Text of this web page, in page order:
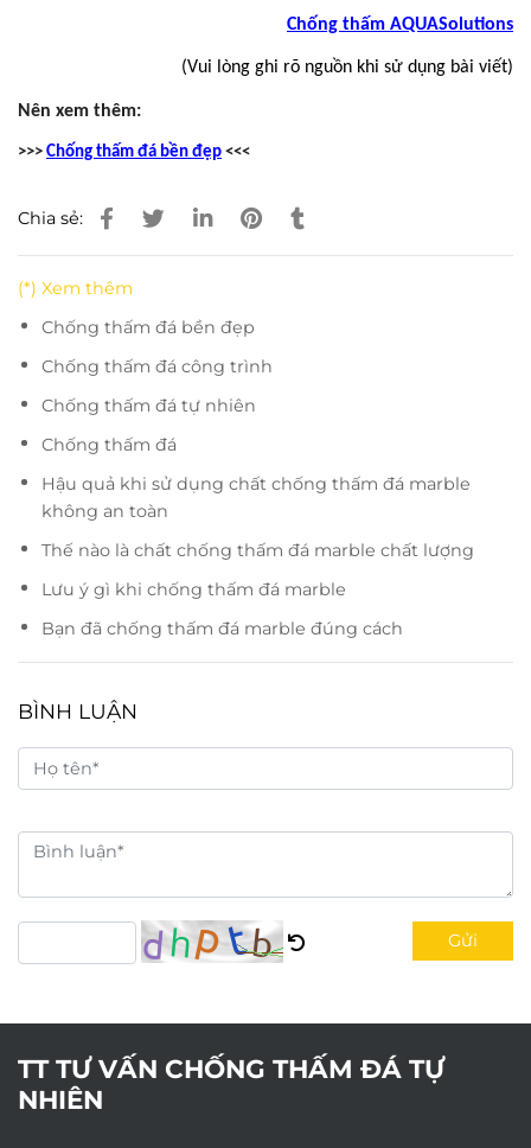
Chống thấm AQUASolutions
(Vui lòng ghi rõ nguồn khi sử dụng bài viết)
Nên xem thêm:
>>> Chống thấm đá bền đẹp <<<
Chia sẻ:
(*) Xem thêm
Chống thấm đá bền đẹp
Chống thấm đá công trình
Chống thấm đá tự nhiên
Chống thấm đá
Hậu quả khi sử dụng chất chống thấm đá marble
không an toàn
Thế nào là chất chống thấm đá marble chất lượng
Lưu ý gì khi chống thấm đá marble
Bạn đã chống thấm đá marble đúng cách
BÌNH LUẬN
Gửi
TT TƯ VẤN CHỐNG THẤM ĐÁ TỰ
NHIÊN